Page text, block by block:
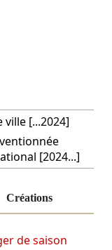
ville [...2024]
[2024...]
Créations
de saison